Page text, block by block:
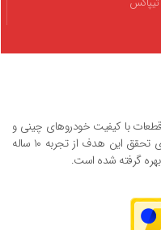
با کیفیت خودروهای چینی و
ایرانی و قیمت رقابتی ایجاد شده است که برای تحقق این هدف از تجربه ۱۰ ساله
گرفته شده است.